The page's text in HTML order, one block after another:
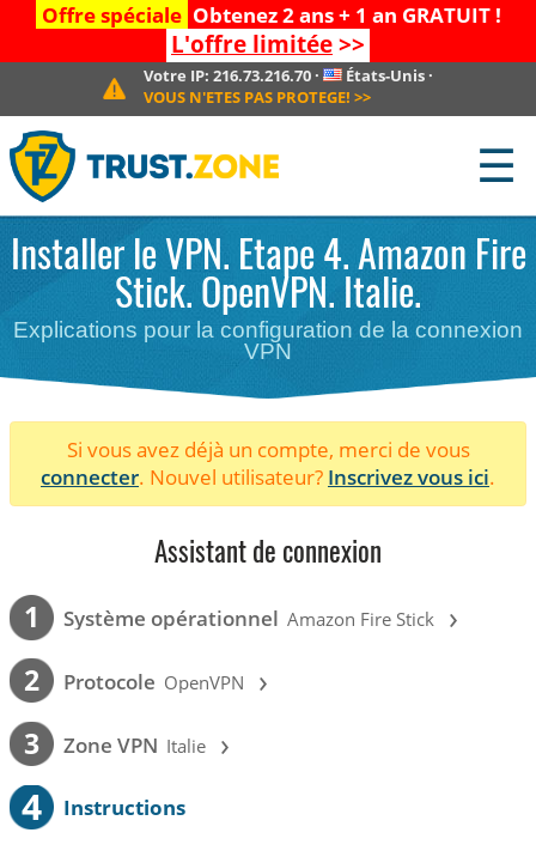
Offre spéciale Obtenez 2 ans + 1 an GRATUIT !
L'offre limitée>>
Votre IP:216.73.216.70 · États-Unis·
VOUS N'ETES PAS PROTEGE! >>
☰
Installer le VPN. Etape 4. Amazon Fire
Stick. OpenVPN. Italie.
Explications pour la configuration de la connexion
VPN
Si vous avez déjà un compte, merci de vous
connecter. Nouvel utilisateur? Inscrivez vous ici.
Assistant de connexion
1 Système opérationnel Amazon Fire Stick ›
2 Protocole OpenVPN ›
3 Zone VPN Italie ›
4 Instructions